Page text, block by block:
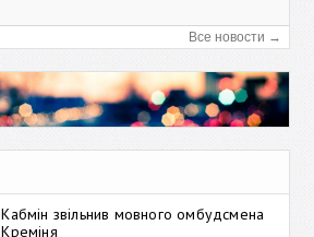
Все новости →
Кабмін звільнив мовного омбудсмена
Креміня